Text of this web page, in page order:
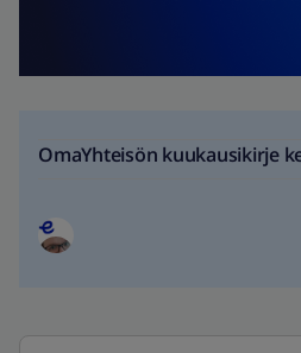
OmaYhteisön kuukausikirje